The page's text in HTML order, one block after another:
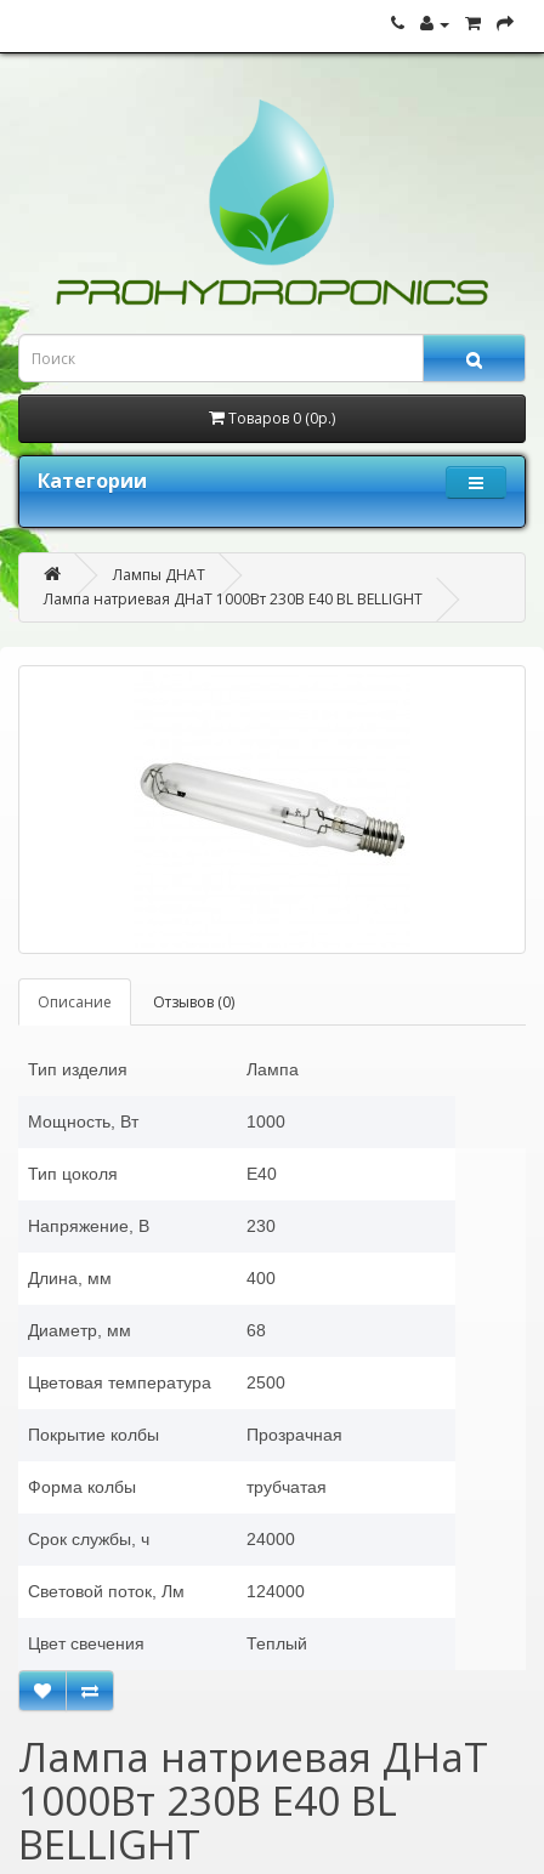
Товаров 0 (0р.)
Категории
Лампы ДНАТ
Лампа натриевая ДНаТ 1000Вт 230В Е40 BL BELLIGHT
Описание Отзывов (0)
Тип изделия Лампа
Мощность, Вт 1000
Тип цоколя E40
Напряжение, В 230
Длина, мм 400
Диаметр, мм 68
Цветовая температура 2500
Покрытие колбы Прозрачная
Форма колбы трубчатая
Срок службы, ч 24000
Световой поток, Лм 124000
Цвет свечения Теплый
Лампа натриевая ДНаТ
1000Вт 230В Е40 BL
BELLIGHT